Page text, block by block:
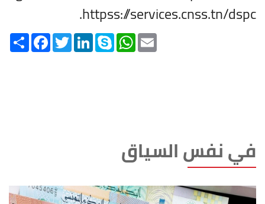
httpss://services.cnss.tn/dspc.
Share FacebookTwitterLinkedInSkype WhatsApp
في نفس السياق